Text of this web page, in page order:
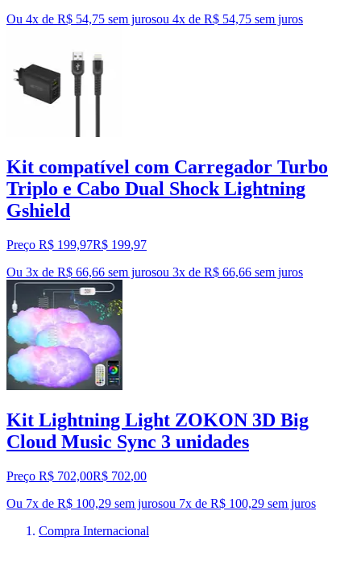
Ou 4x de R$ 54,75 sem jurosou 4x de R$ 54,75 sem juros
Kit compatível com Carregador Turbo
Triplo e Cabo Dual Shock Lightning
Gshield
Preço R$ 199,97R$ 199,97
Ou 3x de R$ 66,66 sem jurosou 3x de R$ 66,66 sem juros
Kit Lightning Light ZOKON 3D Big
Cloud Music Sync 3 unidades
Preço R$ 702,00R$ 702,00
Ou 7x de R$ 100,29 sem jurosou 7x de R$ 100,29 sem juros
Compra Internacional